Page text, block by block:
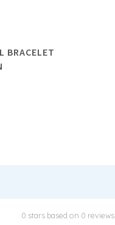
BRACELET
0 stars based on 0 reviews